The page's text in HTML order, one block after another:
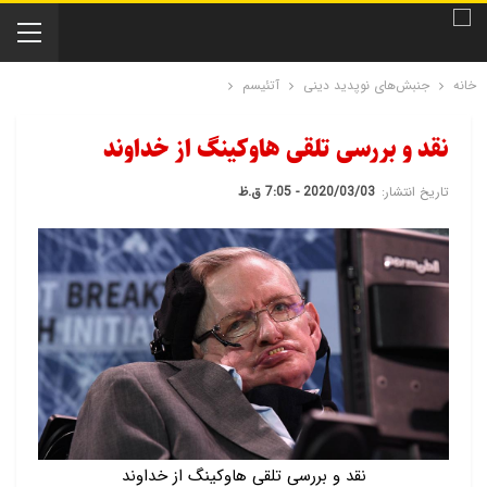
خانه جنبش‌های نوپدید دینی آتئیسم
نقد و بررسی تلقی هاوکینگ از خداوند
تاریخ انتشار: 2020/03/03 - 7:05 ق.ظ
نقد و بررسی تلقی هاوکینگ از خداوند